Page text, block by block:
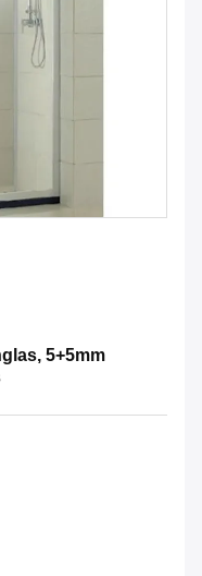
5+5mm